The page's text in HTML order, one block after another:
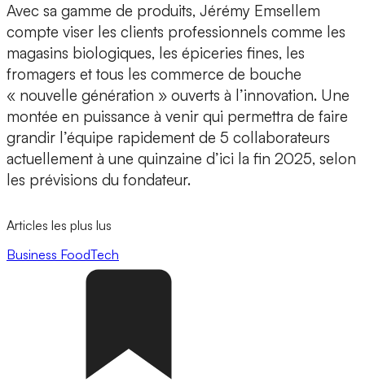
Avec sa gamme de produits, Jérémy Emsellem
compte viser les clients professionnels comme les
magasins biologiques, les épiceries fines, les
fromagers et tous les commerce de bouche
« nouvelle génération » ouverts à l’innovation. Une
montée en puissance à venir qui permettra de faire
grandir l’équipe rapidement de 5 collaborateurs
actuellement à une quinzaine d’ici la fin 2025, selon
les prévisions du fondateur.
Articles les plus lus
Business FoodTech